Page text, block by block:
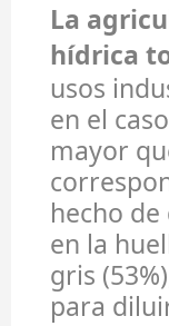
La
hídrica
usos
en el
mayor
hecho
en la
gris
para